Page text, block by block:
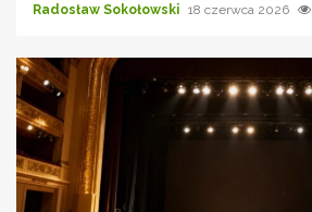
Radosław Sokołowski 18 czerwca 2026